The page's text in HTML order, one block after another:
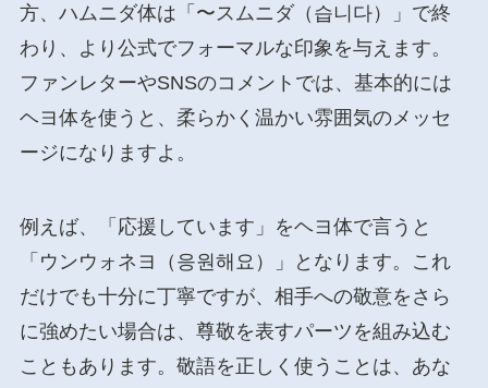
方、ハムニダ体は「〜スムニダ（습니다）」で終
わり、より公式でフォーマルな印象を与えます。
ファンレターやSNSのコメントでは、基本的には
ヘヨ体を使うと、柔らかく温かい雰囲気のメッセ
ージになりますよ。
例えば、「応援しています」をヘヨ体で言うと
「ウンウォネヨ（응원해요）」となります。これ
だけでも十分に丁寧ですが、相手への敬意をさら
に強めたい場合は、尊敬を表すパーツを組み込む
こともあります。敬語を正しく使うことは、あな